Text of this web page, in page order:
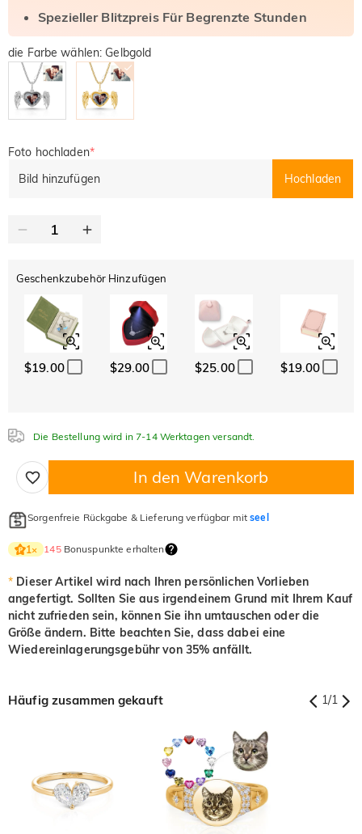
Spezieller Blitzpreis Für Begrenzte Stunden
die Farbe wählen: Gelbgold
Foto hochladen*
Bild hinzufügen
Hochladen
Geschenkzubehör Hinzufügen
$19.00 $29.00 $25.00 $19.00
Die Bestellung wird in 7-14 Werktagen versandt.
In den Warenkorb
Sorgenfreie Rückgabe & Lieferung verfügbar mitseel
1× 145Bonuspunkte erhalten
* Dieser Artikel wird nach Ihren persönlichen Vorlieben
angefertigt. Sollten Sie aus irgendeinem Grund mit Ihrem Kauf
nicht zufrieden sein, können Sie ihn umtauschen oder die
Größe ändern. Bitte beachten Sie, dass dabei eine
Wiedereinlagerungsgebühr von 35% anfällt.
Häufig zusammen gekauft 1/1